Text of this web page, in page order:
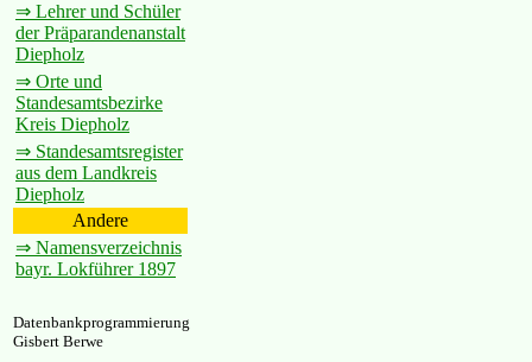
⇒ Lehrer und Schüler
der Präparandenanstalt
Diepholz
⇒ Orte und
Standesamtsbezirke
Kreis Diepholz
⇒ Standesamtsregister
aus dem Landkreis
Diepholz
Andere
⇒ Namensverzeichnis
bayr. Lokführer 1897
Datenbankprogrammierung
Gisbert Berwe